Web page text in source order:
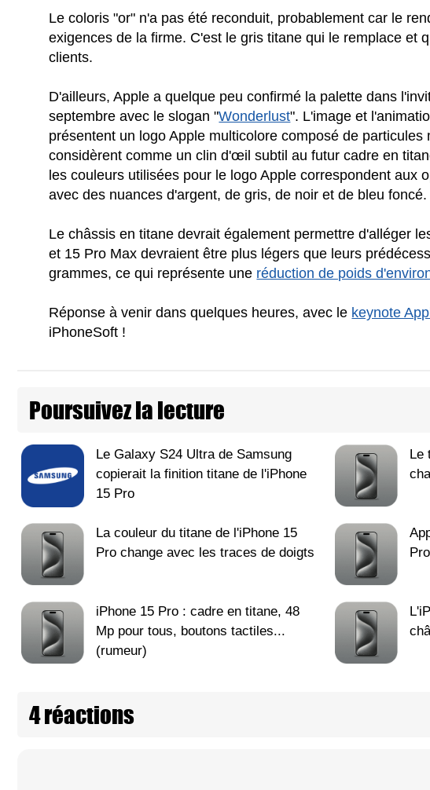
Le coloris "or" n'a pas été reconduit, probablement car le
exigences de la firme. C'est le gris titane qui le remplace et
clients.
D'ailleurs, Apple a quelque peu confirmé la palette dans
septembre avec le slogan "Wonderlust". L'image et
présentent un logo Apple multicolore composé de
considèrent comme un clin d'œil subtil au futur cadre en
les couleurs utilisées pour le logo Apple correspondent aux
avec des nuances d'argent, de gris, de noir et de bleu foncé.
Le châssis en titane devrait également permettre d'alléger
et 15 Pro Max devraient être plus légers que leurs
grammes, ce qui représente une réduction de poids
Réponse à venir dans quelques heures, avec le keynote
iPhoneSoft !
Poursuivez la lecture
Le Galaxy S24 Ultra de Samsung
copierait la finition titane de l'iPhone
15 Pro
Le
La couleur du titane de l'iPhone 15
Pro change avec les traces de doigts
iPhone 15 Pro : cadre en titane, 48
Mp pour tous, boutons tactiles...
(rumeur)
4 réactions